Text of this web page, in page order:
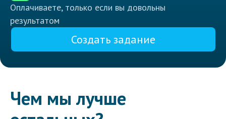
Оплачиваете, только если вы довольны
результатом
Создать задание
Чем мы лучше